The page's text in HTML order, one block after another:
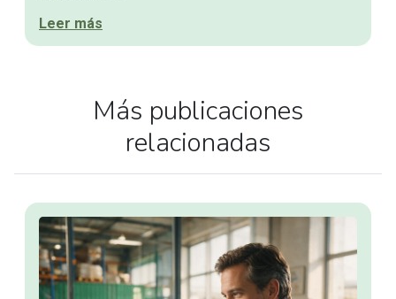
Leer más
Más publicaciones
relacionadas